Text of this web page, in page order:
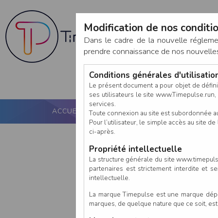
ACCUEIL PUCE ACTIVE NOS SERVICES
Modification de nos
Dans le cadre de la nouvelle
prendre connaissance de nos
Conditions générales
Le présent document a pour objet de
ses utilisateurs le site
services.
Toute connexion au site est subordonnée
Pour l’utilisateur, le simple accès au site
ci-après.
Propriété intellectuelle
La structure générale du site
partenaires est strictement interdite et
intellectuelle.
La marque Timepulse est une marque
marques, de quelque nature que ce soit,